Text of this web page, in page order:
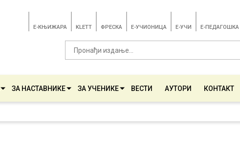
E-КЊИЖАРА KLETT ФРЕСКА E-УЧИОНИЦА E-УЧИ Е-ПЕДАГОШКА
ЗА НАСТАВНИКЕ ЗА УЧЕНИКЕ ВЕСТИ АУТОРИ КОНТАКТ